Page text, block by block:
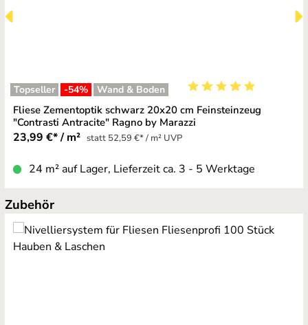
Topseller -54% Wand & Boden
Durchschnittliche
Fliese Zementoptik schwarz 20x20 cm Feinsteinzeug
"Contrasti Antracite" Ragno by Marazzi
23,99 €* / m² statt 52,59 €* / m² UVP
24 m² auf Lager, Lieferzeit ca. 3 - 5 Werktage
Produktgalerie überspringen
Zubehör